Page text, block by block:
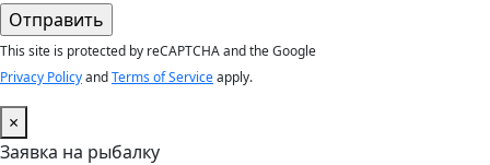
This site is protected by reCAPTCHA and the Google
Privacy PolicyandTerms of Serviceapply.
×
Заявка на рыбалку